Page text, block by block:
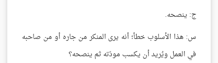
ج: ينصحه.
س: هذا الأسلوب خطأ؛ أنه يرى المنكر من جاره أو من صاحبه
في العمل ويُريد أن يكسب مودّته ثم ينصحه؟